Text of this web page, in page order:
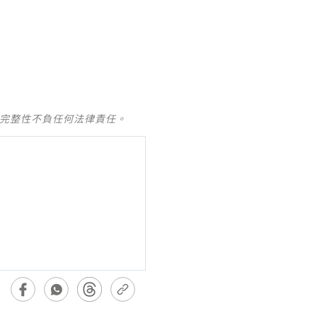
整性不負任何法律責任。